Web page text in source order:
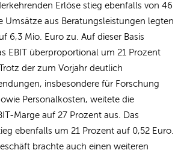
Erlöse stieg ebenfalls von 46
Umsätze aus Beratungsleistungen legten
6,3 Mio. Euro zu. Auf dieser Basis
EBIT überproportional um 21 Prozent
der zum Vorjahr deutlich
insbesondere für Forschung
Personalkosten, weitete die
Marge auf 27 Prozent aus. Das
ebenfalls um 21 Prozent auf 0,52 Euro.
brachte auch einen weiteren